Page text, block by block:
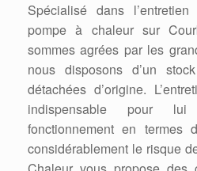
Spécialisé dans
pompe à chaleur sur
sommes agrées par les
nous disposons d’un
détachées d’origine.
indispensable pour
fonctionnement en termes
considérablement le risque